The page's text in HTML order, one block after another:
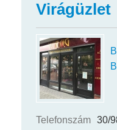
Virágüzlet
Telefonszám 30/